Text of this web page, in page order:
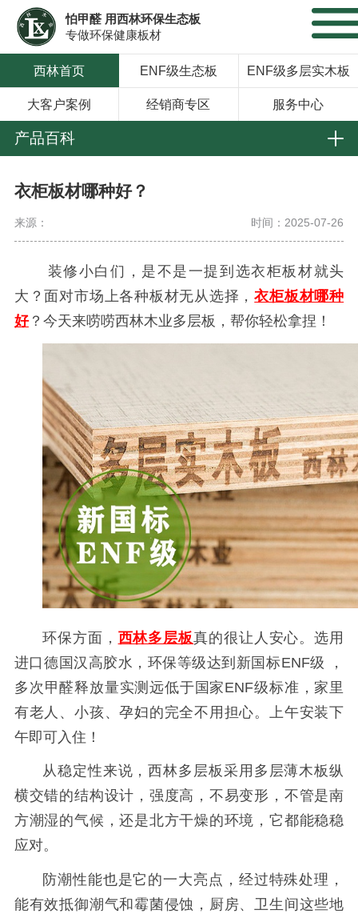
怕甲醛 用西林环保生态板
专做环保健康板材
西林首页 ENF级生态板 ENF级多层实木板
大客户案例 经销商专区 服务中心
产品百科
衣柜板材哪种好？
来源： 时间：2025-07-26
装修小白们，是不是一提到选衣柜板材就头
大？面对市场上各种板材无从选择，衣柜板材哪种
好？今天来唠唠西林木业多层板，帮你轻松拿捏！
环保方面， 西林多层板真的很让人安心。选用
进口德国汉高胶水，环保等级达到新国标ENF级 ，
多次甲醛释放量实测远低于国家ENF级标准 ，家里
有老人、小孩、孕妇的完全不用担心。上午安装下
午即可入住！
从稳定性来说，西林多层板采用多层薄木板纵
横交错的结构设计，强度高，不易变形，不管是南
方潮湿的气候，还是北方干燥的环境，它都能稳稳
应对。
防潮性能也是它的一大亮点，经过特殊处理，
能有效抵御潮气和霉菌侵蚀，厨房、卫生间这些地